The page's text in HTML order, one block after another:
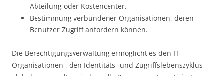
Abteilung oder Kostencenter.
Bestimmung verbundener Organisationen, deren
Benutzer Zugriff anfordern können.
Die Berechtigungsverwaltung ermöglicht es den IT-
Organisationen , den Identitäts- und Zugriffslebenszyklus